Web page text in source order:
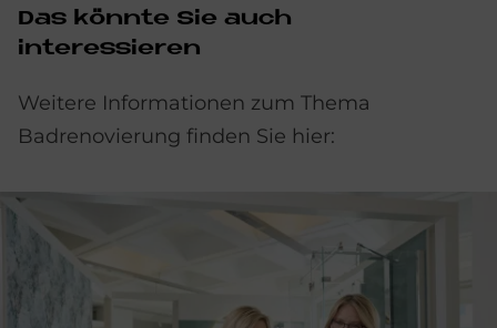
Das könnte Sie auch
interessieren
Weitere Informationen zum Thema
Badrenovierung finden Sie hier: